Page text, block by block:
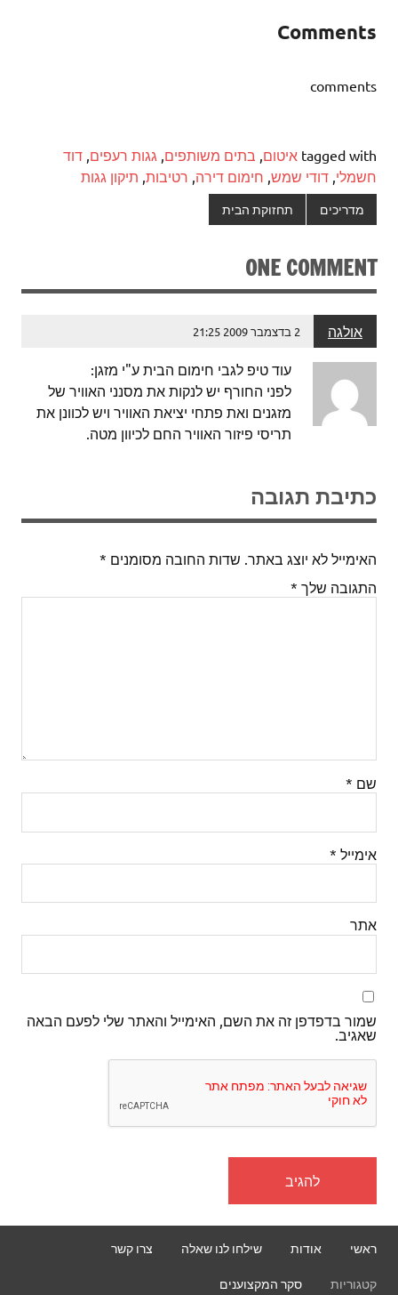
Comments
comments
tagged with איטום בתים משותפים גגות רעפים דוד
חשמלי דודי שמש חימום דירה רטיבות תיקון גגות
מדריכים תחזוקת הבית
ONE COMMENT
אולגה 2 בדצמבר 2009 21:25
עוד טיפ לגבי חימום הבית ע"י מזגן:
לפני החורף יש לנקות את מסנני האוויר של
מזגנים ואת פתחי יציאת האוויר ויש לכוונן את
תריסי פיזור האוויר החם לכיוון מטה.
כתיבת תגובה
האימייל לא יוצג באתר. שדות החובה מסומנים *
התגובה שלך *
שם *
אימייל *
אתר
שמור בדפדפן זה את השם, האימייל והאתר שלי לפעם הבאה
שאגיב.
ראשי אודות שילחו לנו שאלה צרו קשר
קטגוריות סקר המקצוענים